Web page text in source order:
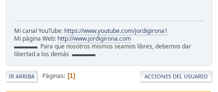
Mi canal YouTube: https://www.youtube.com/jordigirona1
Mi página Web: http://www.jordigirona.com
▬▬▬▬ Para que nosotros mismos seamos libres, debemos dar
libertad a los demás ▬▬▬▬
IR ARRIBA Páginas 1 ACCIONES DEL USUARIO